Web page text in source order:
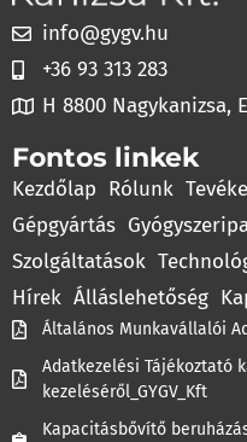
info@gygv.hu
+36 93 313 283
H 8800 Nagykanizsa,
Fontos linkek
Kezdőlap Rólunk
Gépgyártás
Szolgáltatások
Hírek Álláslehetőség
Általános Munkavállalói
Adatkezelési Tájékoztató
kezeléséről_GYGV_Kft
Kapacitásbővítő